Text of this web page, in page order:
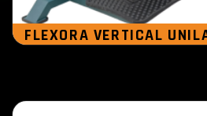
FLEXORA VERTICAL